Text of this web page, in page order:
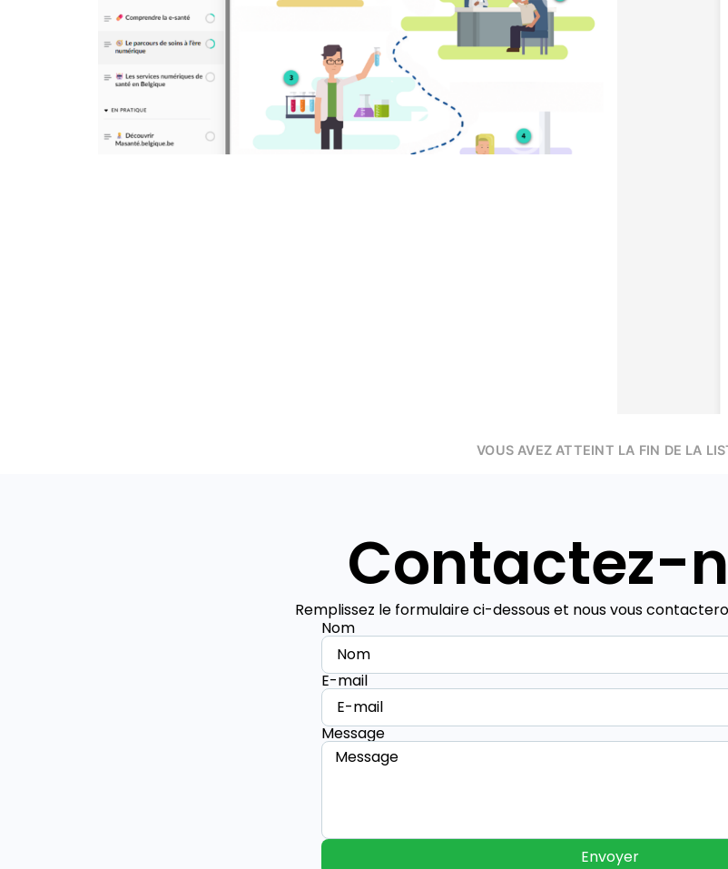
VOUS AVEZ ATTEINT LA FIN DE LA
Contactez-
Remplissez le formulaire ci-dessous et nous vous
Nom
E-mail
Message
Envoyer